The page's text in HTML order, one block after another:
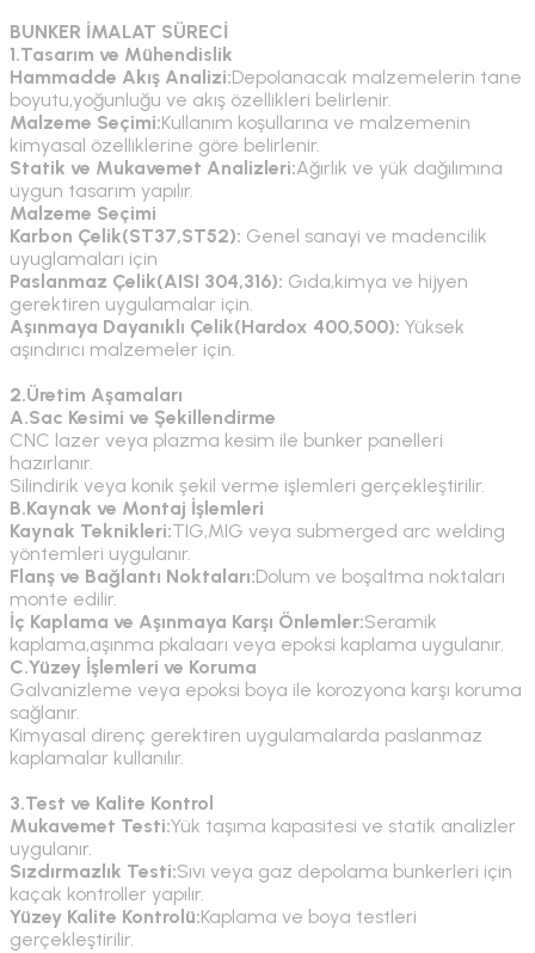
BUNKER İMALAT SÜRECİ
1.Tasarım ve Mühendislik
Hammadde Akış Analizi:Depolanacak malzemelerin tane
boyutu,yoğunluğu ve akış özellikleri belirlenir.
Malzeme Seçimi:Kullanım koşullarına ve malzemenin
kimyasal özelliklerine göre belirlenir.
Statik ve Mukavemet Analizleri:Ağırlık ve yük dağılımına
uygun tasarım yapılır.
Malzeme Seçimi
Karbon Çelik(ST37,ST52): Genel sanayi ve madencilik
uyuglamaları için
Paslanmaz Çelik(AISI 304,316): Gıda,kimya ve hijyen
gerektiren uygulamalar için.
Aşınmaya Dayanıklı Çelik(Hardox 400,500): Yüksek
aşındırıcı malzemeler için.
2.Üretim Aşamaları
A.Sac Kesimi ve Şekillendirme
CNC lazer veya plazma kesim ile bunker panelleri
hazırlanır.
Silindirik veya konik şekil verme işlemleri gerçekleştirilir.
B.Kaynak ve Montaj İşlemleri
Kaynak Teknikleri:TIG,MIG veya submerged arc welding
yöntemleri uygulanır.
Flanş ve Bağlantı Noktaları:Dolum ve boşaltma noktaları
monte edilir.
İç Kaplama ve Aşınmaya Karşı Önlemler:Seramik
kaplama,aşınma pkalaarı veya epoksi kaplama uygulanır.
C.Yüzey İşlemleri ve Koruma
Galvanizleme veya epoksi boya ile korozyona karşı koruma
sağlanır.
Kimyasal direnç gerektiren uygulamalarda paslanmaz
kaplamalar kullanılır.
3.Test ve Kalite Kontrol
Mukavemet Testi:Yük taşıma kapasitesi ve statik analizler
uygulanır.
Sızdırmazlık Testi:Sıvı veya gaz depolama bunkerleri için
kaçak kontroller yapılır.
Yüzey Kalite Kontrolü:Kaplama ve boya testleri
gerçekleştirilir.